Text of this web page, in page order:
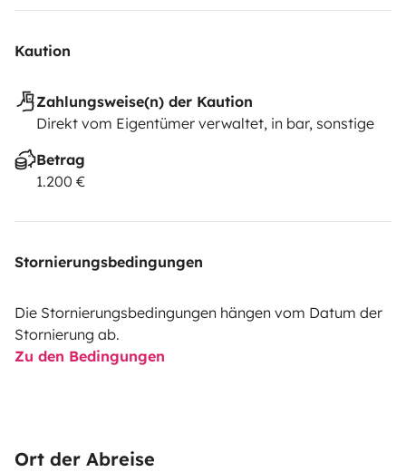
Kaution
Zahlungsweise(n) der Kaution
Direkt vom Eigentümer verwaltet, in bar, sonstige
Betrag
1.200 €
Stornierungsbedingungen
Die Stornierungsbedingungen hängen vom Datum der
Stornierung ab.
Zu den Bedingungen
Ort der Abreise